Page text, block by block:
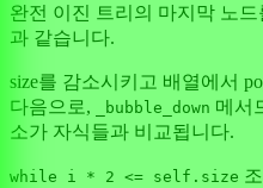
완전 이진 트리의 마지막 노
과 같습니다.
size를 감소시키고 배열에서
다음으로,
_bubble_down 메서
소가 자식들과 비교됩니다.
while i * 2 <= self.size